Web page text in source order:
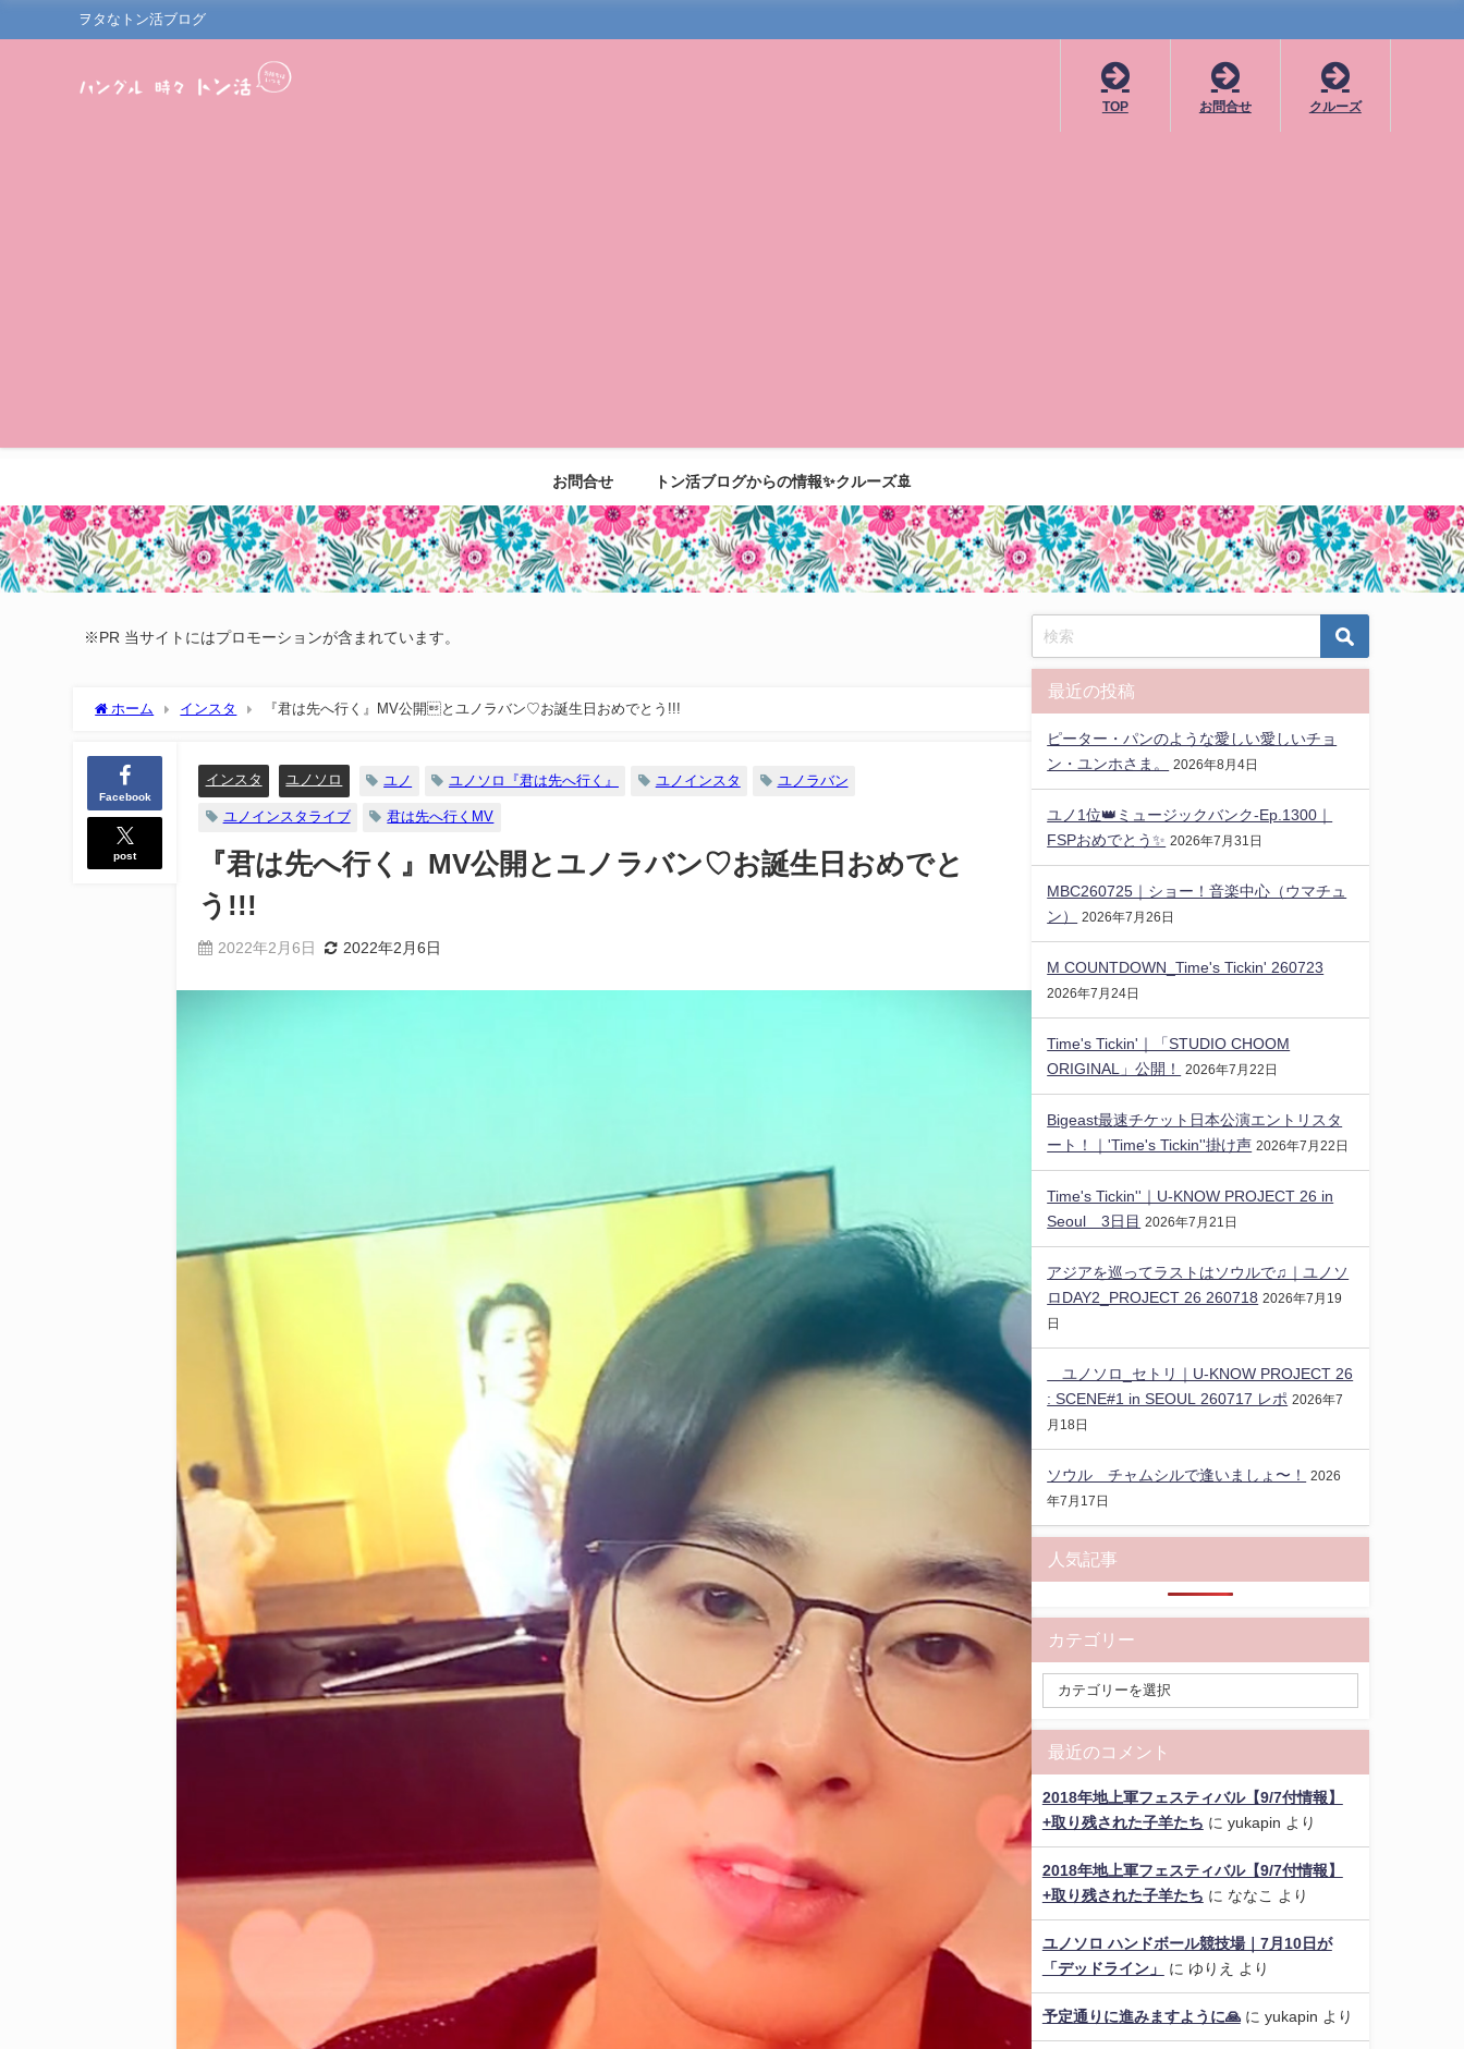
ヲタなトン活ブログ
TOP お問合せ クルーズ
お問合せ トン活ブログからの情報✨クルーズ🚢
※PR 当サイトにはプロモーションが含まれています。
ホーム インスタ 『君は先へ行く』MV公開とユノラバン♡お誕生日おめでとう!!!
Facebook
post
インスタ ユノソロ ユノ ユノソロ『君は先へ行く』 ユノインスタ ユノラバン
ユノインスタライブ 君は先へ行くMV
『君は先へ行く』MV公開とユノラバン♡お誕生日おめでと
う!!!
2022年2月6日 2022年2月6日
最近の投稿
ピーター・パンのような愛しい愛しいチョ
ン・ユンホさま。
2026年8月4日
ユノ1位👑ミュージックバンク-Ep.1300｜
FSPおめでとう✨️ 2026年7月31日
MBC260725｜ショー！音楽中心（ウマチュ
ン）
2026年7月26日
M COUNTDOWN_Time's Tickin' 260723
2026年7月24日
Time's Tickin'｜「STUDIO CHOOM
ORIGINAL」公開！
2026年7月22日
Bigeast最速チケット日本公演エントリスタ
ート！｜'Time's Tickin''掛け声 2026年7月22日
Time's Tickin''｜U-KNOW PROJECT 26 in
Seoul 3日目 2026年7月21日
アジアを巡ってラストはソウルで♫｜ユノソ
ロDAY2_PROJECT 26 260718 2026年7月19
日
ユノソロ_セトリ｜U-KNOW PROJECT 26
: SCENE#1 in SEOUL 260717 レポ 2026年7
月18日
ソウル チャムシルで逢いましょ〜！
2026
年7月17日
人気記事
カテゴリー
最近のコメント
2018年地上軍フェスティバル【9/7付情報】
+取り残された子羊たち に yukapin より
2018年地上軍フェスティバル【9/7付情報】
+取り残された子羊たち に ななこ より
ユノソロ ハンドボール競技場｜7月10日が
「デッドライン」
に ゆりえ より
予定通りに進みますように🙏に yukapin より